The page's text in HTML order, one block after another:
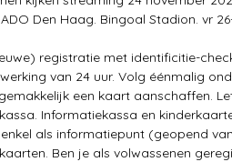
Den Haag. Bingoal Stadion. vr
registratie met identificitie-
van 24 uur. Volg éénmalig
een kaart aanschaffen.
Informatiekassa en
als informatiepunt (geopend
Ben je als volwassenen